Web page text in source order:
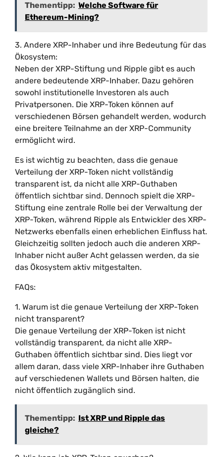
Thementipp: Welche Software für
Ethereum-Mining?
3. Andere XRP-Inhaber und ihre Bedeutung für das
Ökosystem:
Neben der XRP-Stiftung und Ripple gibt es auch
andere bedeutende XRP-Inhaber. Dazu gehören
sowohl institutionelle Investoren als auch
Privatpersonen. Die XRP-Token können auf
verschiedenen Börsen gehandelt werden, wodurch
eine breitere Teilnahme an der XRP-Community
ermöglicht wird.
Es ist wichtig zu beachten, dass die genaue
Verteilung der XRP-Token nicht vollständig
transparent ist, da nicht alle XRP-Guthaben
öffentlich sichtbar sind. Dennoch spielt die XRP-
Stiftung eine zentrale Rolle bei der Verwaltung der
XRP-Token, während Ripple als Entwickler des XRP-
Netzwerks ebenfalls einen erheblichen Einfluss hat.
Gleichzeitig sollten jedoch auch die anderen XRP-
Inhaber nicht außer Acht gelassen werden, da sie
das Ökosystem aktiv mitgestalten.
FAQs:
1. Warum ist die genaue Verteilung der XRP-Token
nicht transparent?
Die genaue Verteilung der XRP-Token ist nicht
vollständig transparent, da nicht alle XRP-
Guthaben öffentlich sichtbar sind. Dies liegt vor
allem daran, dass viele XRP-Inhaber ihre Guthaben
auf verschiedenen Wallets und Börsen halten, die
nicht öffentlich zugänglich sind.
Thementipp: Ist XRP und Ripple das
gleiche?